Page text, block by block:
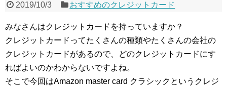
2019/10/3 おすすめのクレジットカード
みなさんはクレジットカードを持っていますか？
クレジットカードってたくさんの種類やたくさんの会社の
クレジットカードがあるので、どのクレジットカードにす
ればよいのかわからないですよね。
そこで今回はAmazon master card クラシックというクレジ